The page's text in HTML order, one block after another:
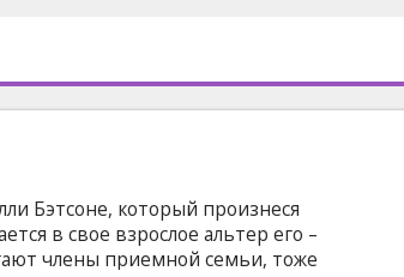
Бэтсоне, который произнеся
в свое взрослое альтер его –
члены приемной семьи, тоже